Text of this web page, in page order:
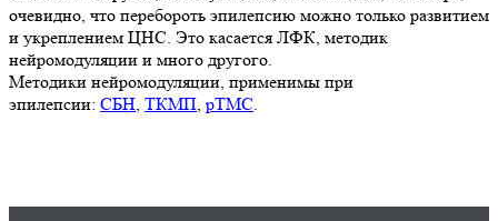
очевидно, что перебороть эпилепсию можно только развитием
и укреплением ЦНС. Это касается ЛФК, методик
нейромодуляции и много другого.
Методики нейромодуляции, применимы при
эпилепсии: СБН, ТКМП, рТМС.